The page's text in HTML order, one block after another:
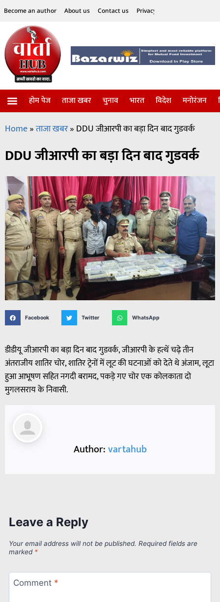
Become an author About us Contact us Privacy Policy
होम पेज ताजा खबर चुनाव भारत विदेश मनोरंजन
Home»ताजा खबर» DDU जीआरपी का बड़ा दिन बाद गुडवर्क
DDU जीआरपी का बड़ा दिन बाद गुडवर्क
Facebook Twitter WhatsApp
डीडीयू जीआरपी का बड़ा दिन बाद गुडवर्क, जीआरपी के हत्थें चढ़े तीन
अंतराजीय शातिर चोर, शातिर ट्रेनों में लूट की घटनाओं को देते थे अंजाम, लूटा
हुआ आभूषण सहित नगदी बरामद, पकड़े गए चोर एक कोलकाता दो
मुगलसराय के निवासी.
Author:vartahub
Leave a Reply
Your email address will not be published. Required fields are
marked *
Comment *